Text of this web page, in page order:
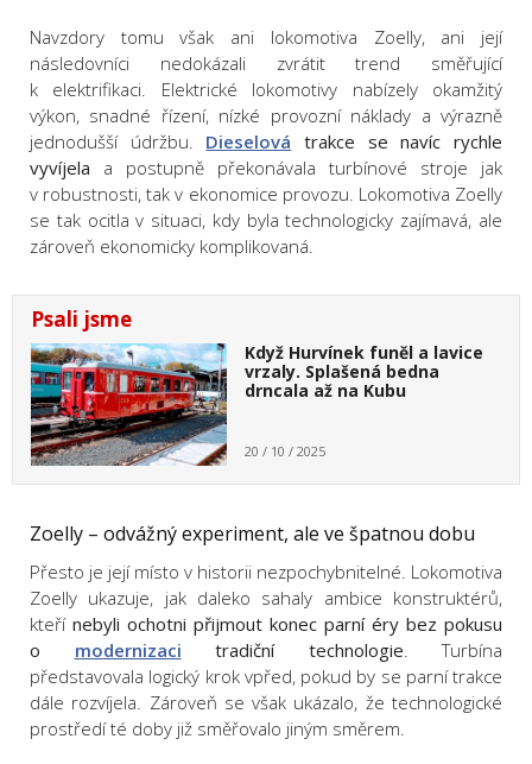
Navzdory tomu však ani lokomotiva Zoelly, ani její
následovníci nedokázali zvrátit trend směřující
k elektrifikaci. Elektrické lokomotivy nabízely okamžitý
výkon, snadné řízení, nízké provozní náklady a výrazně
jednodušší údržbu. Dieselová trakce se navíc rychle
vyvíjela a postupně překonávala turbínové stroje jak
v robustnosti, tak v ekonomice provozu. Lokomotiva Zoelly
se tak ocitla v situaci, kdy byla technologicky zajímavá, ale
zároveň ekonomicky komplikovaná.
Psali jsme
Když Hurvínek funěl a lavice
vrzaly. Splašená bedna
drncala až na Kubu
20 / 10 / 2025
Zoelly – odvážný experiment, ale ve špatnou dobu
Přesto je její místo v historii nezpochybnitelné. Lokomotiva
Zoelly ukazuje, jak daleko sahaly ambice konstruktérů,
kteří nebyli ochotni přijmout konec parní éry bez pokusu
o modernizaci tradiční technologie . Turbína
představovala logický krok vpřed, pokud by se parní trakce
dále rozvíjela. Zároveň se však ukázalo, že technologické
prostředí té doby již směřovalo jiným směrem.